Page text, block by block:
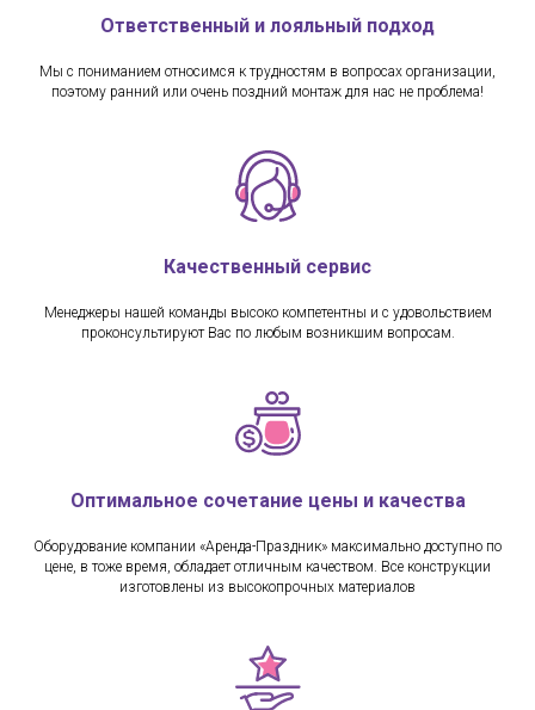
Ответственный и лояльный подход
Мы с пониманием относимся к трудностям в вопросах организации,
поэтому ранний или очень поздний монтаж для нас не проблема!
Качественный сервис
Менеджеры нашей команды высоко компетентны и с удовольствием
проконсультируют Вас по любым возникшим вопросам.
Оптимальное сочетание цены и качества
Оборудование компании «Аренда-Праздник» максимально доступно по
цене, в тоже время, обладает отличным качеством. Все конструкции
изготовлены из высокопрочных материалов